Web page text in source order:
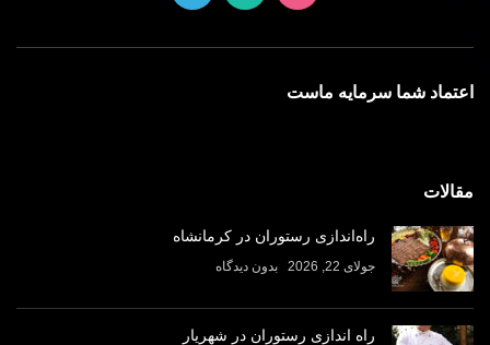
اعتماد شما سرمایه ماست
مقالات
راه‌اندازی رستوران در کرمانشاه
جولای 22, 2026 بدون دیدگاه
راه اندازی رستوران در شهریار